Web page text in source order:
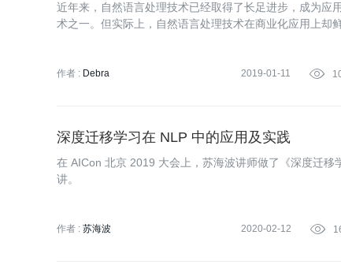
近年来，自然语言处理技术已经取得了长足进步，成为应
术之一。但实际上，自然语言处理技术在商业化应用上却
作者 : Debra 2019-01-11 
深度迁移学习在 NLP 中的应用及实践
在 AICon 北京 2019 大会上，苏海波讲师做了《深度迁移
讲。
作者 : 苏海波 2020-02-12 